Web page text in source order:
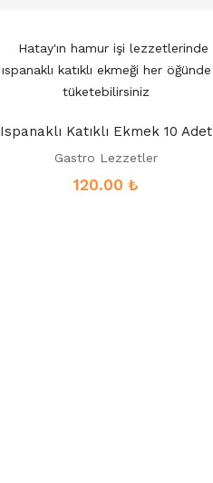
Ispanaklı Katıklı Ekmek 10 Adet
Gastro Lezzetler
120.00₺